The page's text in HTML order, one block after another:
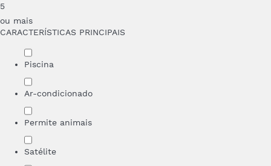
5
ou mais
CARACTERÍSTICAS PRINCIPAIS
Piscina
Ar-condicionado
Permite animais
Satélite